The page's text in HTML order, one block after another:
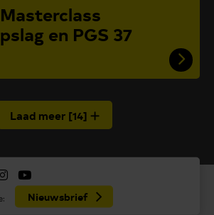
en PGS 37
Laad meer [14]
Nieuwsbrief